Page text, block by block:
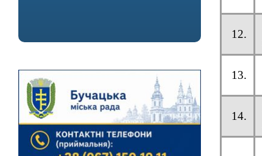
12.
13.
14.